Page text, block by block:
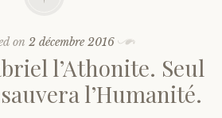
on2 décembre 2016
l’Athonite. Seul
l’Humanité.